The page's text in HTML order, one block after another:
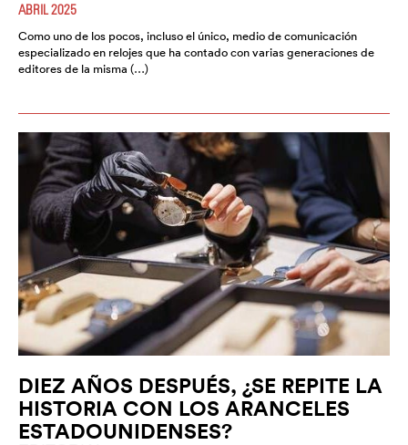
ABRIL 2025
Como uno de los pocos, incluso el único, medio de comunicación
especializado en relojes que ha contado con varias generaciones de
editores de la misma (…)
DIEZ AÑOS DESPUÉS, ¿SE REPITE LA
HISTORIA CON LOS ARANCELES
ESTADOUNIDENSES?